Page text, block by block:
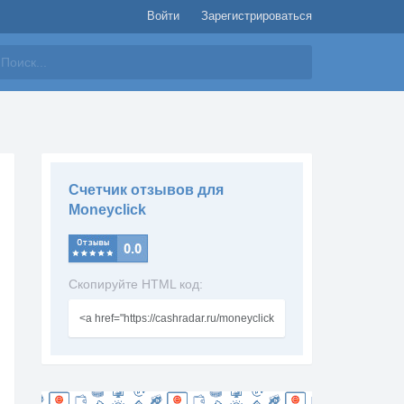
Войти Зарегистрироваться
Счетчик отзывов для
Moneyclick
Скопируйте HTML код: